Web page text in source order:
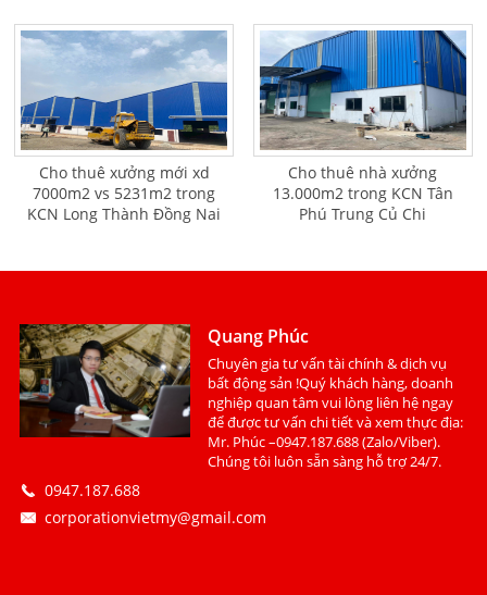
Cho thuê xưởng mới xd
7000m2 vs 5231m2 trong
KCN Long Thành Đồng Nai
Cho thuê nhà xưởng
13.000m2 trong KCN Tân
Phú Trung Củ Chi
Quang Phúc
Chuyên gia tư vấn tài chính & dịch vụ
bất động sản !Quý khách hàng, doanh
nghiệp quan tâm vui lòng liên hệ ngay
để được tư vấn chi tiết và xem thực địa:
Mr. Phúc –0947.187.688 (Zalo/Viber).
Chúng tôi luôn sẵn sàng hỗ trợ 24/7.
0947.187.688
corporationvietmy@gmail.com